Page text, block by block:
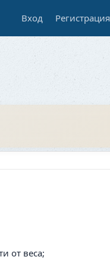
Вход Регистрация
от веса;